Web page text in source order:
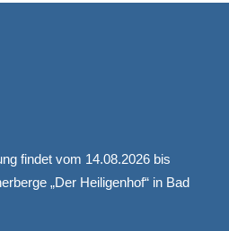
findet vom 14.08.2026 bis
„Der Heiligenhof“ in Bad